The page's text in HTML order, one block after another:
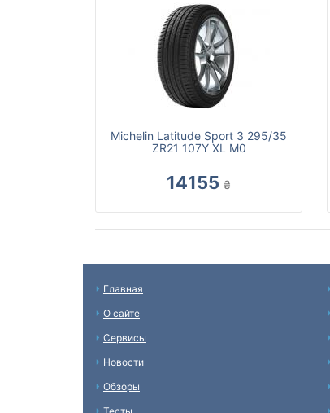
Michelin Latitude Sport 3 295/35
ZR21 107Y XL M0
14155 ₴
Главная
О сайте
Сервисы
Новости
Обзоры